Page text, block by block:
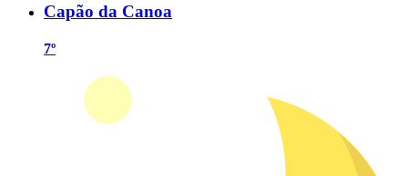
Capão da Canoa
7º